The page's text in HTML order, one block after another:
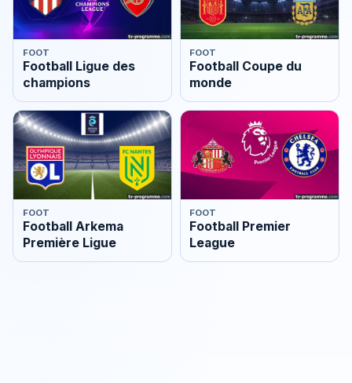
FOOT
Football Ligue des
champions
FOOT
Football Coupe du
monde
FOOT
Football Arkema
Première Ligue
FOOT
Football Premier
League